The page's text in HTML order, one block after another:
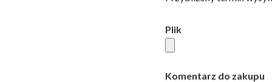
Plik
Komentarz do zakupu